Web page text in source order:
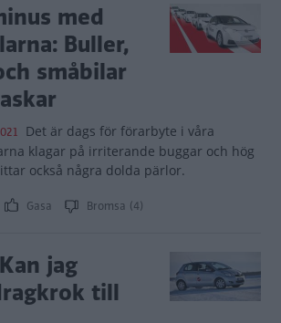
med
Buller,
småbilar
Det är dags för förarbyte i våra
klagar på irriterande buggar och hög
också några dolda pärlor.
Gasa Bromsa (4)
jag
till